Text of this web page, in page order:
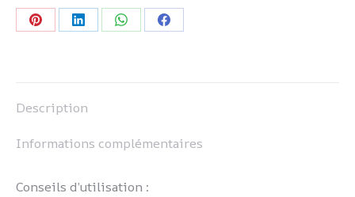
PartagerPartagerPartagerPartager
Description
Informations complémentaires
Conseils d’utilisation :